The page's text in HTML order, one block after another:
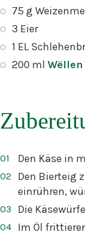
75 g
3 Eier
1 EL
200 ml
Den Käse in
Den Bierteig
einrühren,
Die
Im Öl